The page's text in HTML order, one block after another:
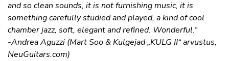
and so clean sounds, it is not furnishing music, it is
something carefully studied and played, a kind of cool
chamber jazz, soft, elegant and refined. Wonderful.“
-Andrea Aguzzi (Mart Soo & Kulgejad „KULG II“ arvustus,
NeuGuitars.com)